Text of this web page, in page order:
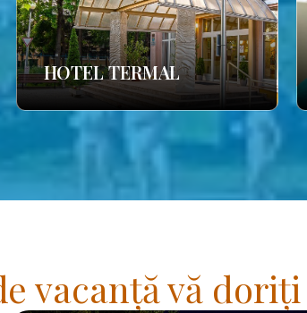
HOTEL TERMAL
vacanță vă doriți